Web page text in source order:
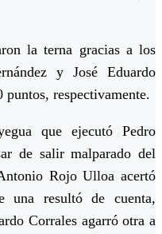
la terna gracias a los
y José Eduardo
respectivamente.
que ejecutó Pedro
de salir malparado del
Rojo Ulloa acertó
una resultó de cuenta,
Corrales agarró otra a